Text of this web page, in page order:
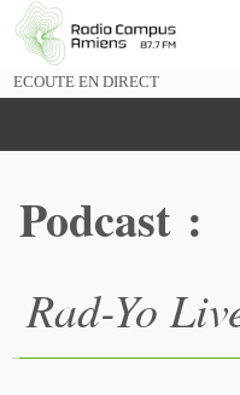
Passer
vers
ECOUTE EN DIRECT
Podcast :
Rad-Yo